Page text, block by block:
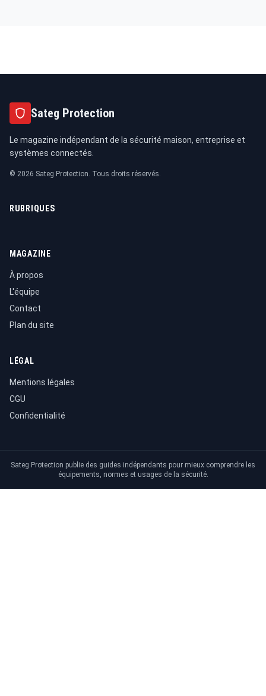
Sateg Protection
Le magazine indépendant de la sécurité maison, entreprise et
systèmes connectés.
© 2026 Sateg Protection. Tous droits réservés.
RUBRIQUES
MAGAZINE
À propos
L'équipe
Contact
Plan du site
LÉGAL
Mentions légales
CGU
Confidentialité
Sateg Protection publie des guides indépendants pour mieux comprendre les
équipements, normes et usages de la sécurité.